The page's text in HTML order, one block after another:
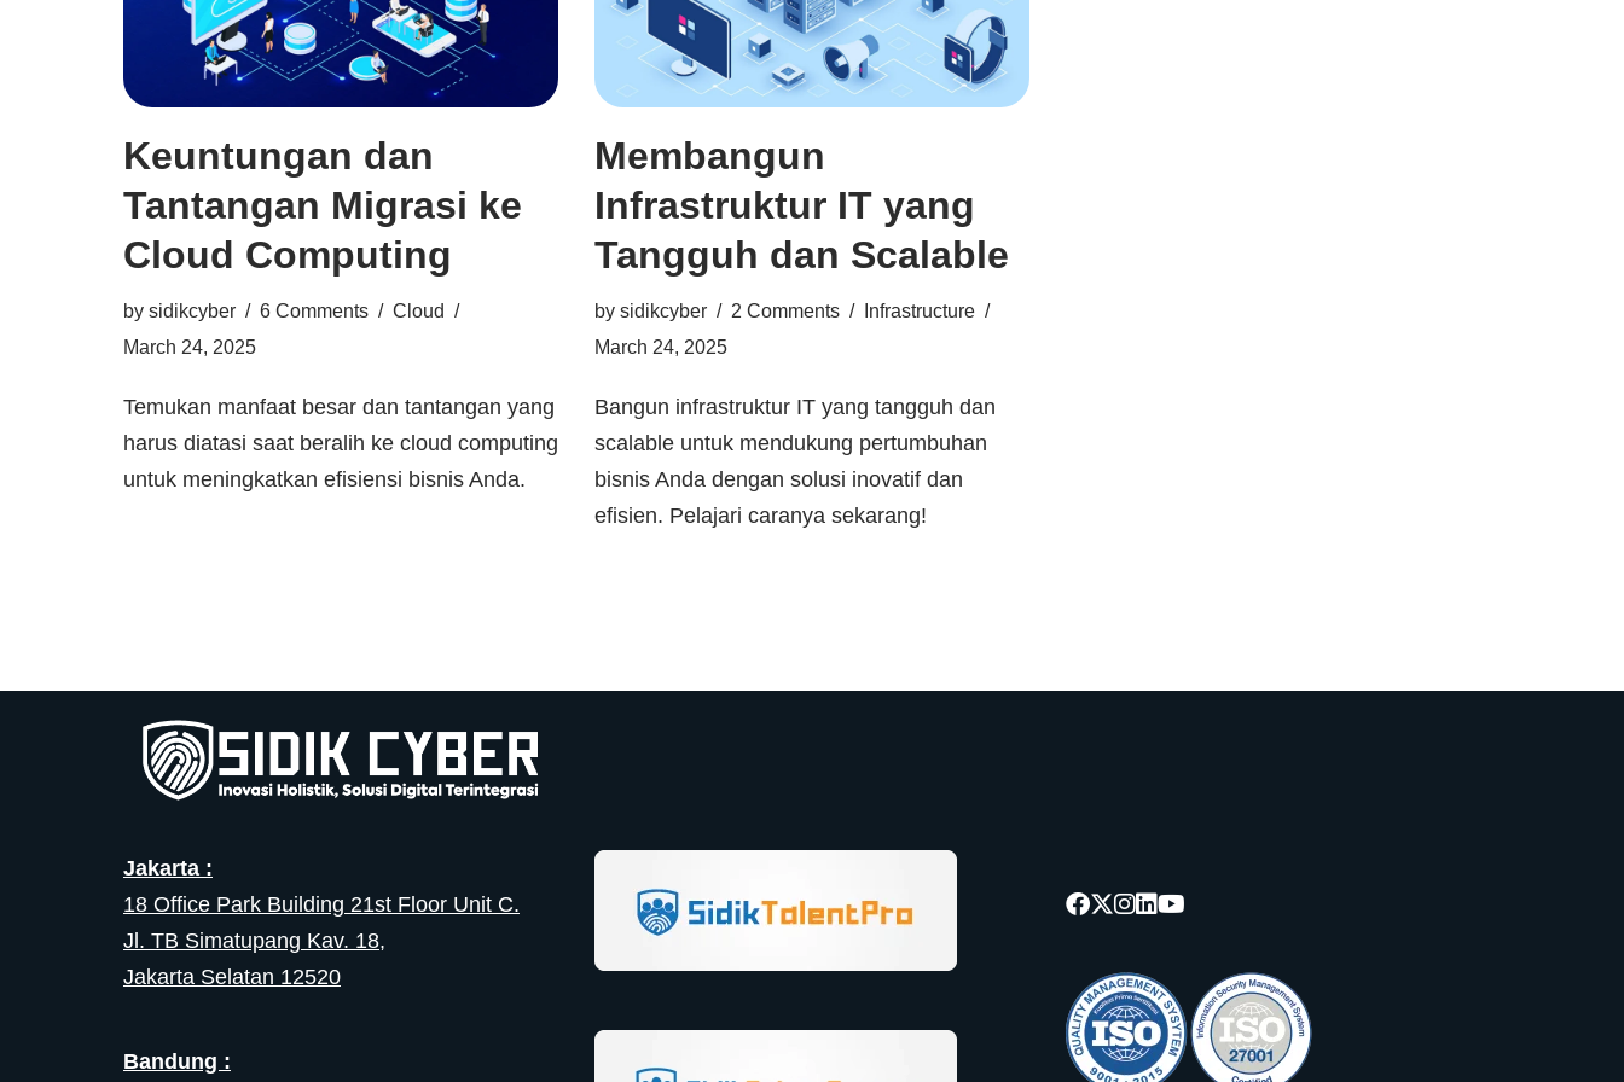
Keuntungan dan
Tantangan Migrasi ke
Cloud Computing
by sidikcyber 6 Comments
Cloud
March 24, 2025
Temukan manfaat besar dan tantangan yang
harus diatasi saat beralih ke cloud computing
untuk meningkatkan efisiensi bisnis Anda.
Membangun
Infrastruktur IT yang
Tangguh dan Scalable
by sidikcyber 2 Comments
Infrastructure
March 24, 2025
Bangun infrastruktur IT yang tangguh dan
scalable untuk mendukung pertumbuhan
bisnis Anda dengan solusi inovatif dan
efisien. Pelajari caranya sekarang!
Jakarta :
18 Office Park Building 21st Floor Unit C.
Jl. TB Simatupang Kav. 18,
Jakarta Selatan 12520
Bandung :